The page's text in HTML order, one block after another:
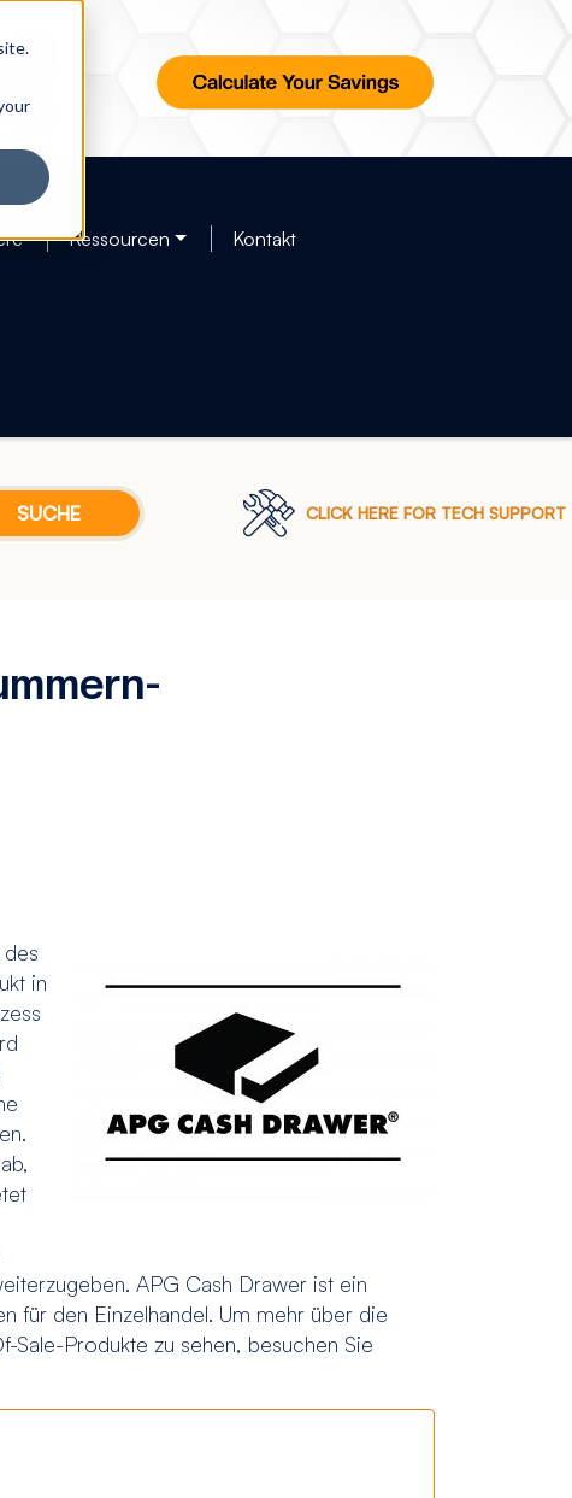
Ressourcen Kontakt
CLICK HERE FOR TECH SUPPORT
in
APG Cash Drawer ist ein
für den Einzelhandel. Um mehr über die
Sale-Produkte zu sehen, besuchen Sie